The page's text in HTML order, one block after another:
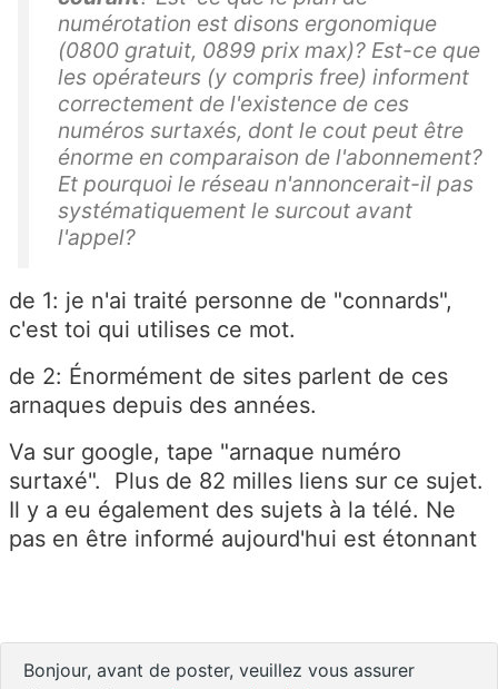
numérotation est disons ergonomique
(0800 gratuit, 0899 prix max)? Est-ce que
les opérateurs (y compris free) informent
correctement de l'existence de ces
numéros surtaxés, dont le cout peut être
énorme en comparaison de l'abonnement?
Et pourquoi le réseau n'annoncerait-il pas
systématiquement le surcout avant
l'appel?
de 1: je n'ai traité personne de "connards",
c'est toi qui utilises ce mot.
de 2: Énormément de sites parlent de ces
arnaques depuis des années.
Va sur google, tape "arnaque numéro
surtaxé". Plus de 82 milles liens sur ce sujet.
Il y a eu également des sujets à la télé. Ne
pas en être informé aujourd'hui est étonnant
Bonjour, avant de poster, veuillez vous assurer